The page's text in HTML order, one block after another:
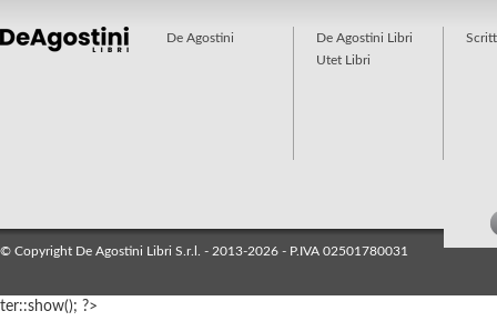
De Agostini
De Agostini Libri
Utet Libri
© Copyright De Agostini Libri S.r.l. - 2013-2026 - P.IVA 02501780031
ter::show(); ?>